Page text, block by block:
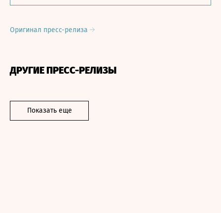
Оригинал пресс-релиза
ДРУГИЕ ПРЕСС-РЕЛИЗЫ
Показать еще